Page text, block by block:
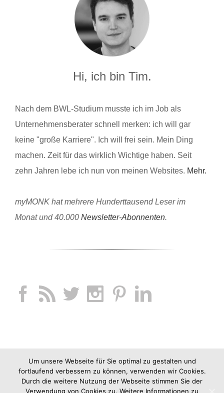
Hi, ich bin Tim.
Nach dem BWL-Studium musste ich im Job als
Unternehmensberater schnell merken: ich will gar
keine "große Karriere". Ich will frei sein. Mein Ding
machen. Zeit für das wirklich Wichtige haben. Seit
zehn Jahren lebe ich nun von meinen Websites. Mehr.
myMONK hat mehrere Hunderttausend Leser im
Monat und 40.000 Newsletter-Abonnenten.
Um unsere Webseite für Sie optimal zu gestalten und
fortlaufend verbessern zu können, verwenden wir Cookies.
Durch die weitere Nutzung der Webseite stimmen Sie der
Verwendung von Cookies zu. Weitere Informationen zu